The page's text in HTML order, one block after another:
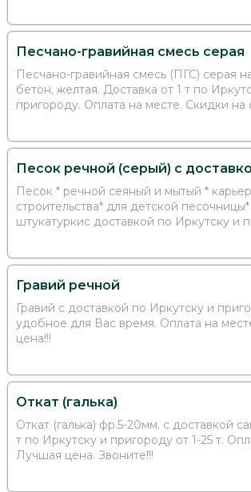
Песчано-гравийная смесь серая
Песчано-гравийная смесь (ПГС) серая на отсыпку и
бетон, желтая. Доставка от 1 т по
пригороду. Оплата на месте. Скидки на
Песок речной (серый) с
Песок * речной сеяный и мытый *
строительства* для детской
штукатуркис доставкой по Иркутску и
1т.Выгодная цена! Оплата на месте!
Гравий речной
Гравий с доставкой по Иркутску и
удобное для Вас время. Оплата на месте. Лучшая
цена!!!
Откат (галька)
Откат (галька) фр.5-20мм. с доставкой самосвалами от 1
т по Иркутску и пригороду от 1-25 т. Оплата на месте.
Лучшая цена. Звоните!!!